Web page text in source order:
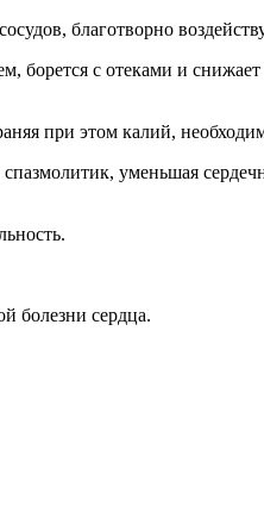
благотворно
с отеками и
при этом калий,
уменьшая
болезни сердца.